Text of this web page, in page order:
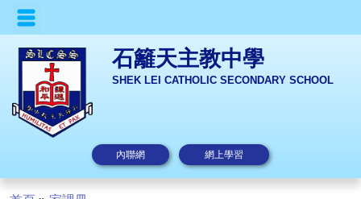
石籬天主教中學
SHEK LEI CATHOLIC SECONDARY SCHOOL
內聯網 網上學習